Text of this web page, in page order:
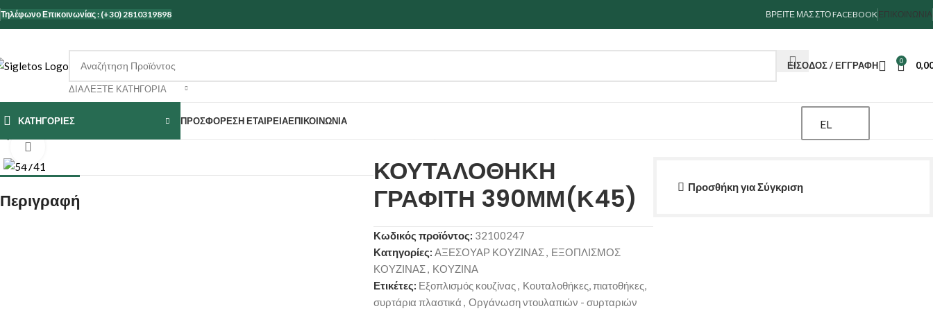
Τηλέφωνο Επικοινωνίας : (+30) 2810319898 ΒΡΕΙΤΕ ΜΑΣ ΣΤΟ FACEBOOKΕΠΙΚΟΙΝΩΝΊΑ
ΔΙΑΛΈΞΤΕ ΚΑΤΗΓΟΡΊΑ
ΕΊΣΟΔΟΣ / ΕΓΓΡΑΦΉ 0
ΚΑΤΗΓΟΡΙΕΣ ΠΡΟΣΦΟΡΕΣΗ ΕΤΑΙΡΕΊΑΕΠΙΚΟΙΝΩΝΊΑ EL
Περιγραφή
ΚΟΥΤΑΛΟΘΗΚΗ
ΓΡΑΦΙΤΗ 390ΜΜ(Κ45)
Προσθήκη για Σύγκριση
Κωδικός προϊόντος: 32100247
Κατηγορίες: ΑΞΕΣΟΥΑΡ ΚΟΥΖΙΝΑΣ
ΕΞΟΠΛΙΣΜΟΣ
ΚΟΥΖΙΝΑΣ
ΚΟΥΖΙΝΑ
Ετικέτες: Εξοπλισμός κουζίνας
Κουταλοθήκες, πιατοθήκες,
συρτάρια πλαστικά
Οργάνωση ντουλαπιών - συρταριών